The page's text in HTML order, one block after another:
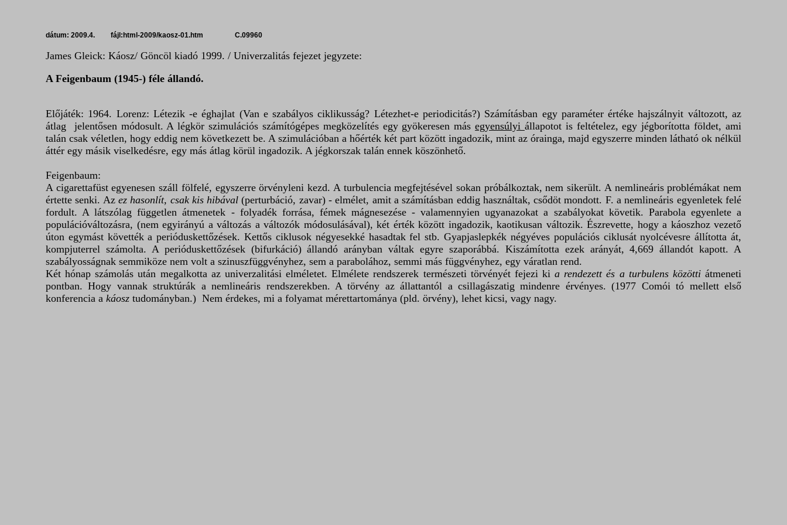
dátum: 2009.4. fájl:html-2009/kaosz-01.htm C.09960
James Gleick: Káosz/ Göncöl kiadó 1999. / Univerzalitás fejezet jegyzete:
A Feigenbaum (1945-) féle állandó.
Előjáték: 1964. Lorenz: Létezik -e éghajlat (Van e szabályos ciklikusság? Létezhet-e periodicitás?) Számításban egy paraméter értéke hajszálnyit változott, az
átlag jelentősen módosult. A légkör szimulációs számítógépes megközelítés egy gyökeresen másegyensúlyi állapotot is feltételez, egy jégborította földet, ami
talán csak véletlen, hogy eddig nem következett be. A szimulációban a hőérték két part között ingadozik, mint az órainga, majd egyszerre minden látható ok nélkül
áttér egy másik viselkedésre, egy más átlag körül ingadozik. A jégkorszak talán ennek köszönhető.
Feigenbaum:
A cigarettafüst egyenesen száll fölfelé, egyszerre örvényleni kezd. A turbulencia megfejtésével sokan próbálkoztak, nem sikerült. A nemlineáris problémákat nem
értette senki. Az ez hasonlít, csak kis hibával (perturbáció, zavar) - elmélet, amit a számításban eddig használtak, csődöt mondott. F. a nemlineáris egyenletek felé
fordult. A látszólag független átmenetek - folyadék forrása, fémek mágnesezése - valamennyien ugyanazokat a szabályokat követik. Parabola egyenlete a
populációváltozásra, (nem egyirányú a változás a változók módosulásával), két érték között ingadozik, kaotikusan változik. Észrevette, hogy a káoszhoz vezető
úton egymást követték a perióduskettőzések. Kettős ciklusok négyesekké hasadtak fel stb. Gyapjaslepkék négyéves populációs ciklusát nyolcévesre állította át,
kompjuterrel számolta. A perióduskettőzések (bifurkáció) állandó arányban váltak egyre szaporábbá. Kiszámította ezek arányát, 4,669 állandót kapott. A
szabályosságnak semmiköze nem volt a szinuszfüggvényhez, sem a parabolához, semmi más függvényhez, egy váratlan rend.
Két hónap számolás után megalkotta az univerzalitási elméletet. Elmélete rendszerek természeti törvényét fejezi kia rendezett és a turbulens közöttiátmeneti
pontban. Hogy vannak struktúrák a nemlineáris rendszerekben. A törvény az állattantól a csillagászatig mindenre érvényes. (1977 Comói tó mellett első
konferencia a káosz tudományban.) Nem érdekes, mi a folyamat mérettartománya (pld. örvény), lehet kicsi, vagy nagy.